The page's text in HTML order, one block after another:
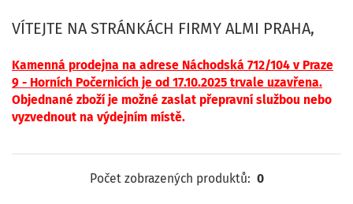
VÍTEJTE NA STRÁNKÁCH FIRMY ALMI PRAHA,
Kamenná prodejna na adrese Náchodská 712/104 v Praze
9 - Horních Počernicích je od 17.10.2025 trvale uzavřena.
Objednané zboží je možné zaslat přepravní službou nebo
vyzvednout na výdejním místě.
Počet zobrazených produktů: 0